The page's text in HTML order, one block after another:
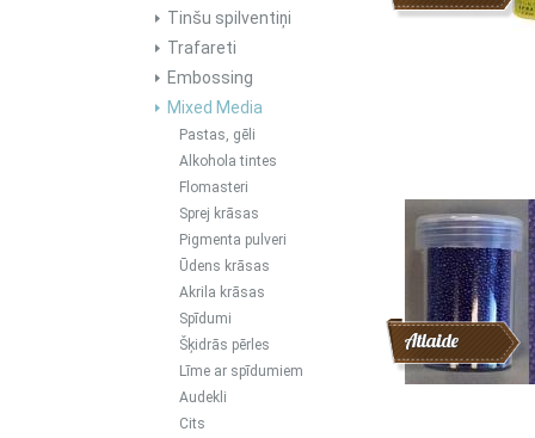
Tinšu spilventiņi
Trafareti
Embossing
Mixed Media
Pastas, gēli
Alkohola tintes
Flomasteri
Sprej krāsas
Pigmenta pulveri
Ūdens krāsas
Akrila krāsas
Spīdumi
Šķidrās pērles
Līme ar spīdumiem
Audekli
Cits
Atlaide